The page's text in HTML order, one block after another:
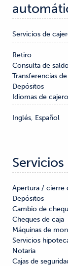
Servicios de
Retiro
Consulta de
Transferencias
Depósitos
Idiomas de
Inglés, Español
Apertura / cierre
Depósitos
Cambio de
Cheques de caja
Máquinas de
Servicios
Notaria
Cajas de